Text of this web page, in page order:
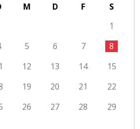
M D F
S
1
5 6 7
8
12 13 14
15
19 20 21
22
26 27 28
29